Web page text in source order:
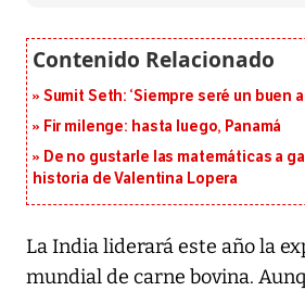
Sumit Seth: ‘Siempre seré un buen
Fir milenge: hasta luego, Panamá
De no gustarle las matemáticas a
historia de Valentina Lopera
La India liderará este año la
mundial de carne bovina.